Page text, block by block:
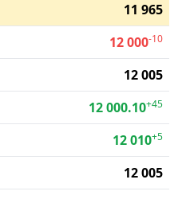
11 965
12 000-10
12 005
12 000.10+45
12 010+5
12 005